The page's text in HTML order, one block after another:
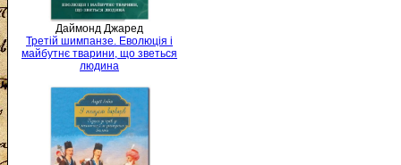
Даймонд Джаред
Третій шимпанзе. Еволюція і
майбутнє тварини, що зветься
людина